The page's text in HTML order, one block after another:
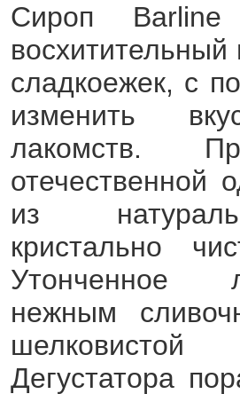
Сироп
сладкоежек, с
изменить
лакомств.
отечественной
из
кристально
Утонченное
нежным
Дегустатора